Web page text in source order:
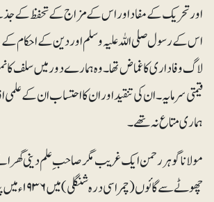
اور تحریک کے مفاد اور اس کے مزاج کے تحفظ کے
اس کے رسول صلی اللہ علیہ وسلم اور دین کے احکام
لاگ وفاداری کا غماض تھا۔ وہ ہمارے دور میں سلف کا
قیمتی سرمایہ۔ ان کی تنقید اور ان کا احتساب ان کے
ہماری متاع نہ تھے۔
مولانا گوہر رحمن ایک غریب مگر صاحب ِ علم دینی
چھوٹے سے